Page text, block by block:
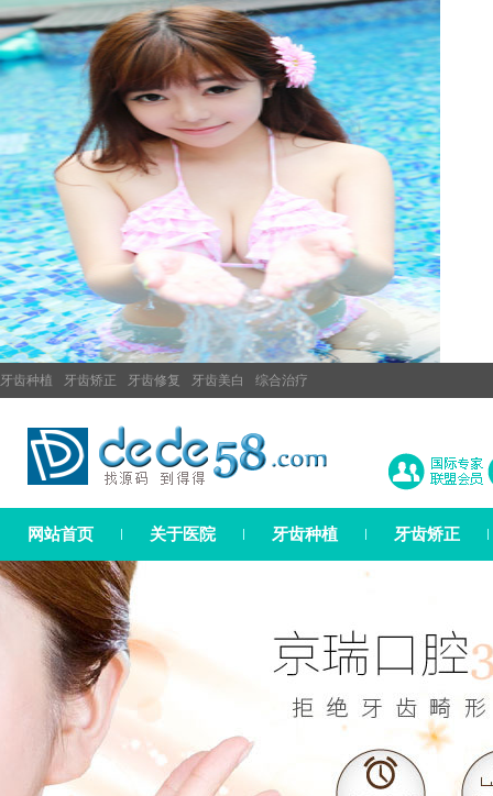
牙齿种植 牙齿矫正 牙齿修复 牙齿美白 综合治疗
网站首页 关于医院 牙齿种植 牙齿矫正